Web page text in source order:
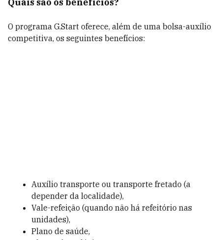
O programa G.Start oferece, além de uma bolsa-auxílio
competitiva, os seguintes benefícios:
Auxílio transporte ou transporte fretado (a
depender da localidade),
Vale-refeição (quando não há refeitório nas
unidades),
Plano de saúde,